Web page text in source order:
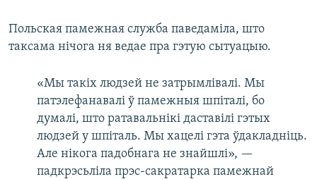
Польская памежная служба паведаміла, што
таксама нічога ня ведае пра гэтую сытуацыю.
«Мы такіх людзей не затрымлівалі. Мы
патэлефанавалі ў памежныя шпіталі, бо
думалі, што ратавальнікі даставілі гэтых
людзей у шпіталь. Мы хацелі гэта ўдакладніць.
Але нікога падобнага не знайшлі», —
падкрэсьліла прэс-сакратарка памежнай